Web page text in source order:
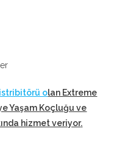
olan Extreme
Yaşam Koçluğu ve
hizmet veriyor.